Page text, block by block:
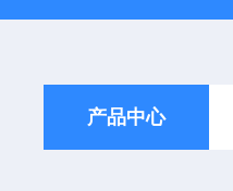
产品中心